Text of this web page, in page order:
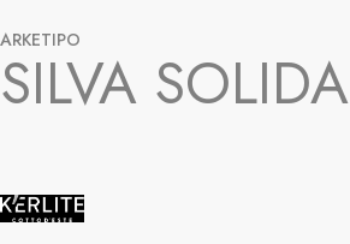
ARKETIPO
SILVA SOLIDA